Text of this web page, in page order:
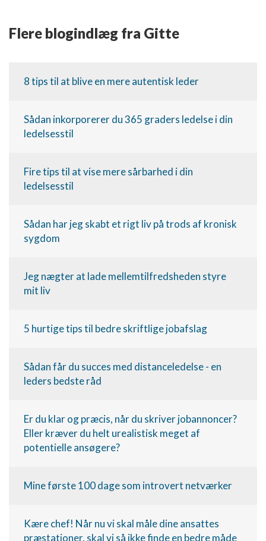
Flere blogindlæg fra Gitte
8 tips til at blive en mere autentisk leder
Sådan inkorporerer du 365 graders ledelse i din
ledelsesstil
Fire tips til at vise mere sårbarhed i din
ledelsesstil
Sådan har jeg skabt et rigt liv på trods af kronisk
sygdom
Jeg nægter at lade mellemtilfredsheden styre
mit liv
5 hurtige tips til bedre skriftlige jobafslag
Sådan får du succes med distanceledelse - en
leders bedste råd
Er du klar og præcis, når du skriver jobannoncer?
Eller kræver du helt urealistisk meget af
potentielle ansøgere?
Mine første 100 dage som introvert netværker
Kære chef! Når nu vi skal måle dine ansattes
præstationer, skal vi så ikke finde en bedre måde